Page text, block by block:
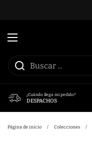
Abrir menú
¿Cuándo llega mi pedido?
DESPACHOS
Página de inicio / Colecciones /